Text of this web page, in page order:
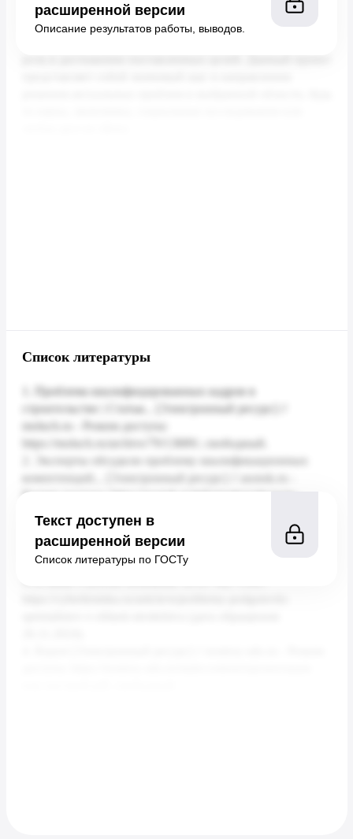
расширенной версии
Описание результатов работы, выводов.
Список литературы
Текст доступен в
расширенной версии
Список литературы по ГОСТу